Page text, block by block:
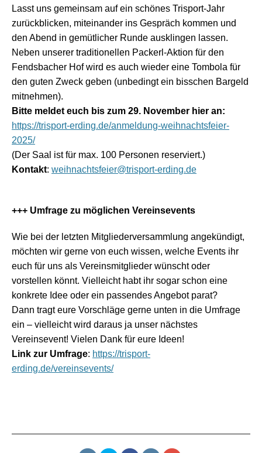
Lasst uns gemeinsam auf ein schönes Trisport-Jahr
zurückblicken, miteinander ins Gespräch kommen und
den Abend in gemütlicher Runde ausklingen lassen.
Neben unserer traditionellen Packerl-Aktion für den
Fendsbacher Hof wird es auch wieder eine Tombola für
den guten Zweck geben (unbedingt ein bisschen Bargeld
mitnehmen).
Bitte meldet euch bis zum 29. November hier an:
https://trisport-erding.de/anmeldung-weihnachtsfeier-
2025/
(Der Saal ist für max. 100 Personen reserviert.)
Kontakt: weihnachtsfeier@trisport-erding.de
+++ Umfrage zu möglichen Vereinsevents
Wie bei der letzten Mitgliederversammlung angekündigt,
möchten wir gerne von euch wissen, welche Events ihr
euch für uns als Vereinsmitglieder wünscht oder
vorstellen könnt. Vielleicht habt ihr sogar schon eine
konkrete Idee oder ein passendes Angebot parat?
Dann tragt eure Vorschläge gerne unten in die Umfrage
ein – vielleicht wird daraus ja unser nächstes
Vereinsevent! Vielen Dank für eure Ideen!
Link zur Umfrage: https://trisport-
erding.de/vereinsevents/